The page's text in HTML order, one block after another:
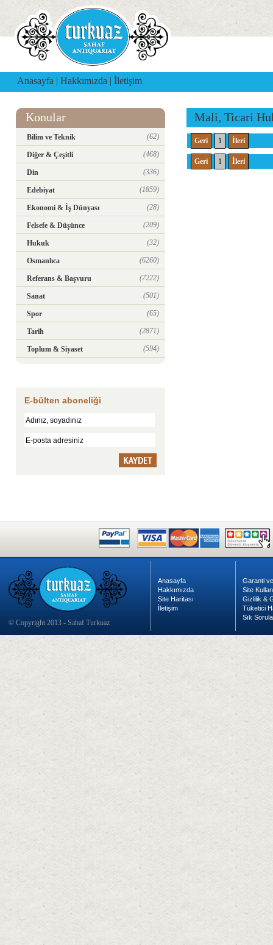
Anasayfa | Hakkımızda | İletişim
Konular
Bilim ve Teknik (62)
Diğer & Çeşitli (468)
Din (336)
Edebiyat (1859)
Ekonomi & İş Dünyası (28)
Felsefe & Düşünce (209)
Hukuk (32)
Osmanlıca (6260)
Referans & Başvuru (7222)
Sanat (501)
Spor (65)
Tarih (2871)
Toplum & Siyaset (594)
E-bülten aboneliği
Mali, Ticari
Geri 1 İleri
Geri 1 İleri
© Copyright 2013 - Sahaf Turkuaz
Anasayfa
Hakkımızda
Site Haritası
İletişim
Garanti
Site
Gizlilik &
Tüketici
Sık